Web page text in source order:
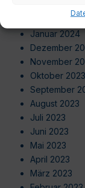
Februar 2024
Januar 2024
Dezember
November
Oktober 2023
September
August 2023
Juli 2023
Juni 2023
Mai 2023
April 2023
März 2023